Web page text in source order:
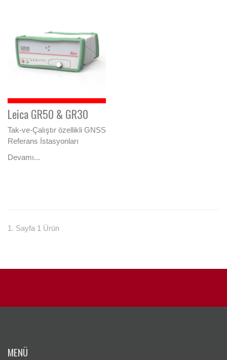
Leica GR50 & GR30
Tak-ve-Çalıştır özellikli GNSS
Referans İstasyonları
Devamı...
1. Sayfa 1 Ürün
MENÜ